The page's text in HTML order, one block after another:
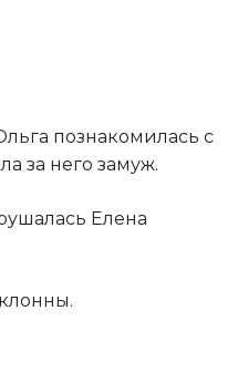
познакомилась с
за него замуж.
Елена